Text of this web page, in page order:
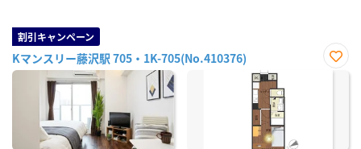
割引キャンペーン
Kマンスリー藤沢駅 705・1K-705(No.410376)
お気